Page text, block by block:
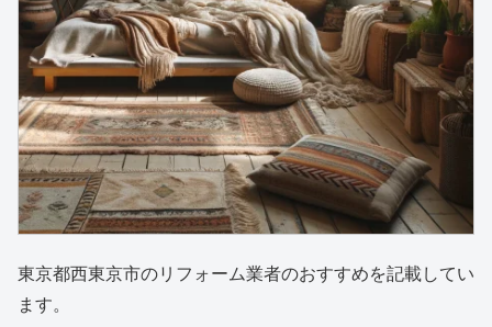
東京都西東京市のリフォーム業者のおすすめを記載してい
ます。